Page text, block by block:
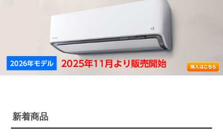
新着商品